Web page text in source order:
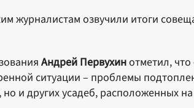
журналистам озвучили итоги
Андрей Первухинотметил,
ситуации – проблемы
но и других усадеб, расположенных